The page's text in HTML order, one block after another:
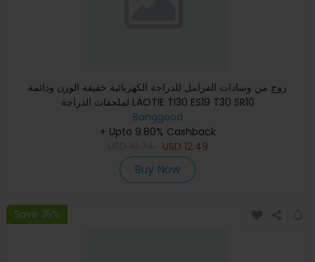
زوج من وسادات الفرامل للدراجة الكهربائية خفيفة الوزن ودائمة
لملحقات الدراجة LAOTIE TI30 ES19 T30 SR10
Banggood
+ Upto 9.80% Cashback
USD 12.49
Buy Now
Save 35%